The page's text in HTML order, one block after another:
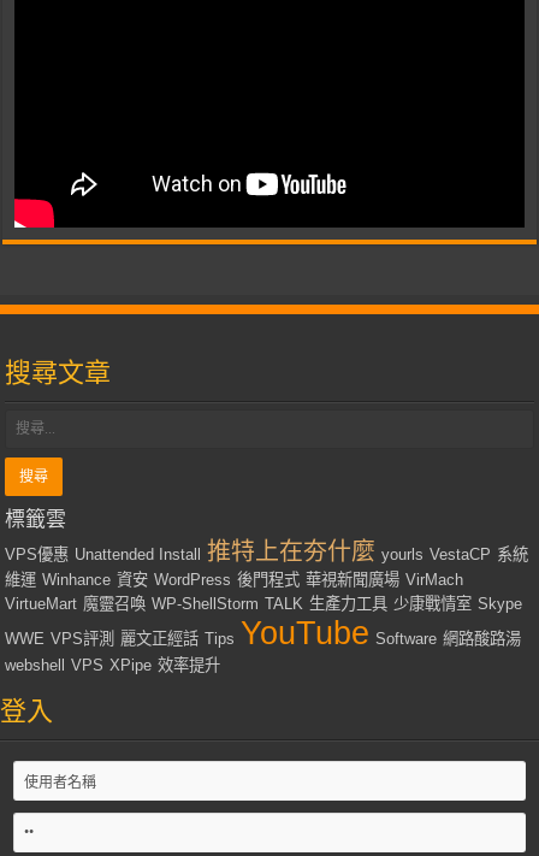
搜尋文章
標籤雲
VPS優惠 Unattended Install 推特上在夯什麼 yourls VestaCP 系統
維運 Winhance 資安 WordPress 後門程式 華視新聞廣場 VirMach
VirtueMart 魔靈召喚 WP-ShellStorm TALK 生產力工具 少康戰情室 Skype
WWE VPS評測 麗文正經話 Tips YouTube Software 網路酸路湯
webshell
VPS XPipe 效率提升
登入